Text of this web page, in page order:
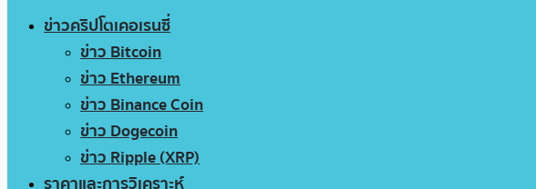
ข่าวคริปโตเคอเรนซี่
ข่าว Bitcoin
ข่าว Ethereum
ข่าว Binance Coin
ข่าว Dogecoin
ข่าว Ripple (XRP)